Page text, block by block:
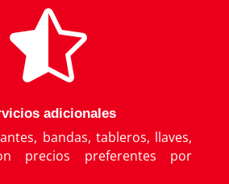

adicionales
bandas, tableros, llaves,
precios preferentes por